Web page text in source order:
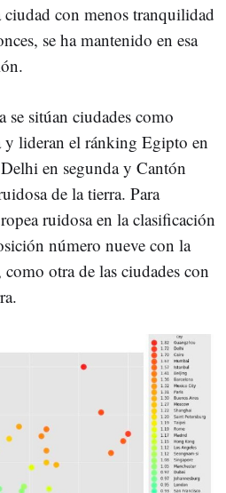
ciudad con menos tranquilidad
se ha mantenido en esa
se sitúan ciudades como
lideran el ránking Egipto en
en segunda y Cantón
de la tierra. Para
ruidosa en la clasificación
número nueve con la
otra de las ciudades con